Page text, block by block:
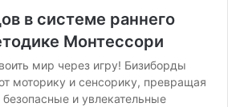
в системе раннего
Монтессори
мир через игру! Бизиборды
моторику и сенсорику, превращая
и увлекательные